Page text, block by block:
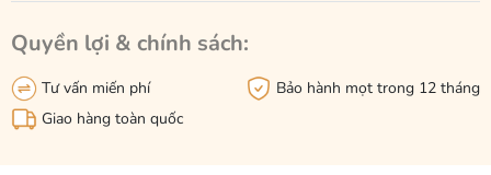
Quyền lợi & chính sách:
Tư vấn miến phí
Bảo hành mọt trong 12 tháng
Giao hàng toàn quốc